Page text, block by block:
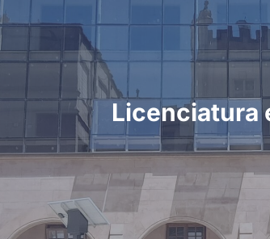
Licenciatura